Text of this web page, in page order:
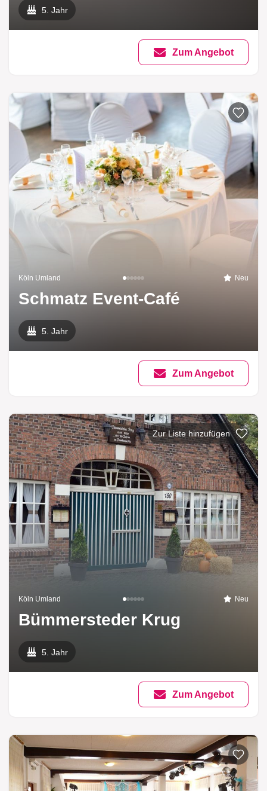
5. Jahr
Zum Angebot
Köln Umland Neu
Schmatz Event-Café
5. Jahr
Zum Angebot
Zur Liste hinzufügen
Köln Umland Neu
Bümmersteder Krug
5. Jahr
Zum Angebot